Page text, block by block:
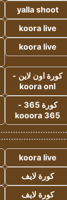
yalla shoot
koora live
koora live
كورة اون لاين -
koora onl
كورة 365 -
kooora 365
koora live
كورة لايف
كورة لايف